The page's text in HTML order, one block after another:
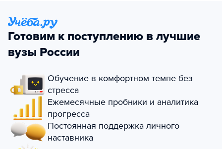
Готовим к поступлению в лучшие
вузы России
Обучение в комфортном темпе без
стресса
Ежемесячные пробники и аналитика
прогресса
Постоянная поддержка личного
наставника